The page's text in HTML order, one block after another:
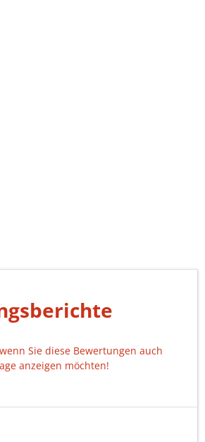
Sie diese Bewertungen auch
anzeigen möchten!